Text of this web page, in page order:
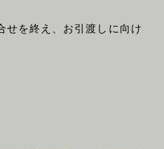
せを終え、お引渡しに向け